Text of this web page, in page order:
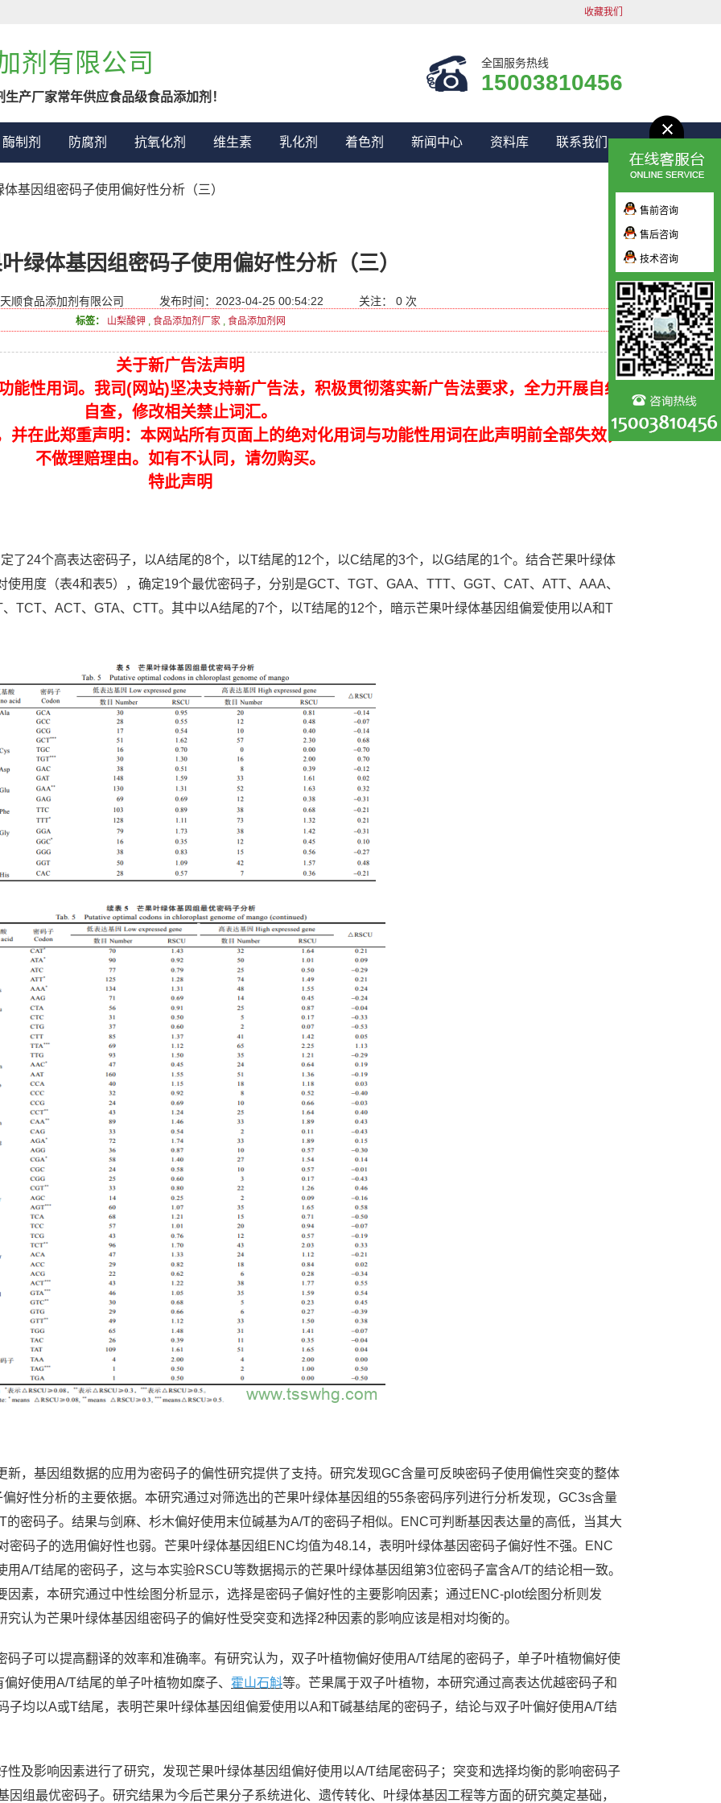
收藏我们
剂有限公司
产厂家常年供应食品级食品添加剂！
全国服务热线
15003810456
酶制剂 防腐剂 抗氧化剂 维生素 乳化剂 着色剂 新闻中心 资料库 联系我们
体基因组密码子使用偏好性分析（三）
绿体基因组密码子使用偏好性分析（三）
顺食品添加剂有限公司 发布时间：2023-04-25 00:54:22 关注： 0 次
标签： 山梨酸钾 , 食品添加剂厂家, 食品添加剂网
关于新广告法声明
能性用词。我司(网站)坚决支持新广告法，积极贯彻落实新广告法要求，全力开展自纠
自查，修改相关禁止词汇。
并在此郑重声明：本网站所有页面上的绝对化用词与功能性用词在此声明前全部失效，
不做理赔理由。如有不认同，请勿购买。
特此声明
了24个高表达密码子，以A结尾的8个，以T结尾的12个，以C结尾的3个，以G结尾的1个。结合芒果叶绿体
用度（表4和表5），确定19个最优密码子，分别是GCT、TGT、GAA、TTT、GGT、CAT、ATT、AAA、
TCT、ACT、GTA、CTT。其中以A结尾的7个，以T结尾的12个，暗示芒果叶绿体基因组偏爱使用以A和T
，基因组数据的应用为密码子的偏性研究提供了支持。研究发现GC含量可反映密码子使用偏性突变的整体
好性分析的主要依据。本研究通过对筛选出的芒果叶绿体基因组的55条密码序列进行分析发现，GC3s含量
密码子。结果与剑麻、杉木偏好使用末位碱基为A/T的密码子相似。ENC可判断基因表达量的高低，当其大
密码子的选用偏好性也弱。芒果叶绿体基因组ENC均值为48.14，表明叶绿体基因密码子偏好性不强。ENC
A/T结尾的密码子，这与本实验RSCU等数据揭示的芒果叶绿体基因组第3位密码子富含A/T的结论相一致。
素，本研究通过中性绘图分析显示，选择是密码子偏好性的主要影响因素；通过ENC-plot绘图分析则发
认为芒果叶绿体基因组密码子的偏好性受突变和选择2种因素的影响应该是相对均衡的。
子可以提高翻译的效率和准确率。有研究认为，双子叶植物偏好使用A/T结尾的密码子，单子叶植物偏好使
好使用A/T结尾的单子叶植物如糜子、 霍山石斛等。芒果属于双子叶植物，本研究通过高表达优越密码子和
子均以A或T结尾，表明芒果叶绿体基因组偏爱使用以A和T碱基结尾的密码子，结论与双子叶偏好使用A/T结
及影响因素进行了研究，发现芒果叶绿体基因组偏好使用以A/T结尾密码子；突变和选择均衡的影响密码子
组最优密码子。研究结果为今后芒果分子系统进化、遗传转化、叶绿体基因工程等方面的研究奠定基础，
售前咨询
售后咨询
技术咨询